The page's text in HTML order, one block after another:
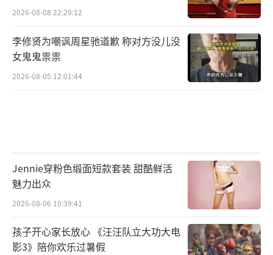
2026-08-08 22:29:12
李修贤为嘲讽周星驰道歉 称对方没儿没
女鬼鬼祟祟
2026-08-05 12:01:44
Jennie穿粉色缎面短款套装 甜酷鲜活
魅力出众
2026-08-06 10:39:41
孩子开心家长放心 《汪汪队立大功大电
影3》陪你欢乐过暑假